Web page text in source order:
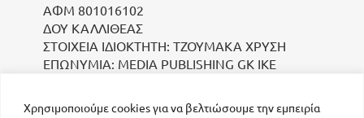
Χρησιμοποιούμε cookies για να βελτιώσουμε την εμπειρία
ΑΦΜ 801016102
ΔΟΥ ΚΑΛΛΙΘΕΑΣ
ΣΤΟΙΧΕΙΑ ΙΔΙΟΚΤΗΤΗ: ΤΖΟΥΜΑΚΑ ΧΡΥΣΗ
ΕΠΩΝΥΜΙΑ: MEDIA PUBLISHING GK IKE